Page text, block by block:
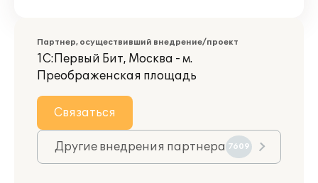
Партнер, осуществивший внедрение/проект
1С:Первый Бит, Москва - м.
Преображенская площадь
Связаться
Другие внедрения партнера 7609